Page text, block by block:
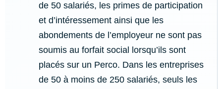
de 50 salariés, les primes de participation
et d’intéressement ainsi que les
abondements de l’employeur ne sont pas
soumis au forfait social lorsqu’ils sont
placés sur un Perco. Dans les entreprises
de 50 à moins de 250 salariés, seuls les